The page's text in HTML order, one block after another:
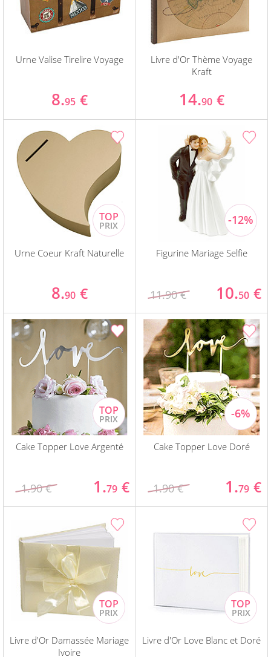
Urne Valise Tirelire Voyage
8.95 €
Livre d'Or Thème Voyage
Kraft
14.90 €
Urne Coeur Kraft Naturelle
8.90 €
Figurine Mariage Selfie
11.90 € 10.50 €
Cake Topper Love Argenté
1.90 € 1.79 €
Cake Topper Love Doré
1.90 € 1.79 €
Livre d'Or Damassée Mariage
Ivoire
Livre d'Or Love Blanc et Doré